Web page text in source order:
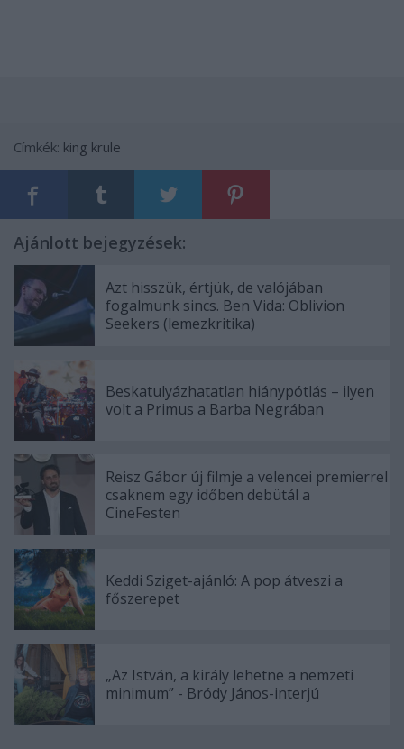
Címkék: king krule
Ajánlott bejegyzések:
Azt hisszük, értjük, de valójában
fogalmunk sincs. Ben Vida: Oblivion
Seekers (lemezkritika)
Beskatulyázhatatlan hiánypótlás – ilyen
volt a Primus a Barba Negrában
Reisz Gábor új filmje a velencei premierrel
csaknem egy időben debütál a
CineFesten
Keddi Sziget-ajánló: A pop átveszi a
főszerepet
„Az István, a király lehetne a nemzeti
minimum” - Bródy János-interjú